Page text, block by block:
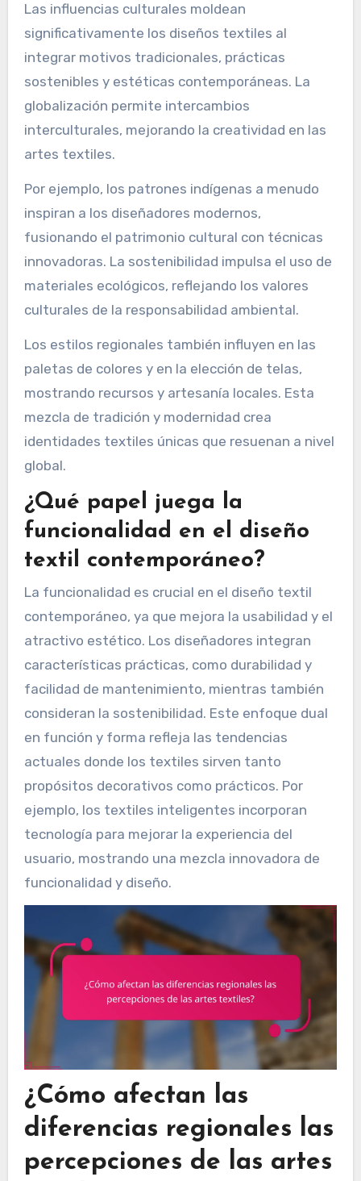
Las influencias culturales moldean
significativamente los diseños textiles al
integrar motivos tradicionales, prácticas
sostenibles y estéticas contemporáneas. La
globalización permite intercambios
interculturales, mejorando la creatividad en las
artes textiles.
Por ejemplo, los patrones indígenas a menudo
inspiran a los diseñadores modernos,
fusionando el patrimonio cultural con técnicas
innovadoras. La sostenibilidad impulsa el uso de
materiales ecológicos, reflejando los valores
culturales de la responsabilidad ambiental.
Los estilos regionales también influyen en las
paletas de colores y en la elección de telas,
mostrando recursos y artesanía locales. Esta
mezcla de tradición y modernidad crea
identidades textiles únicas que resuenan a nivel
global.
¿Qué papel juega la
funcionalidad en el diseño
textil contemporáneo?
La funcionalidad es crucial en el diseño textil
contemporáneo, ya que mejora la usabilidad y el
atractivo estético. Los diseñadores integran
características prácticas, como durabilidad y
facilidad de mantenimiento, mientras también
consideran la sostenibilidad. Este enfoque dual
en función y forma refleja las tendencias
actuales donde los textiles sirven tanto
propósitos decorativos como prácticos. Por
ejemplo, los textiles inteligentes incorporan
tecnología para mejorar la experiencia del
usuario, mostrando una mezcla innovadora de
funcionalidad y diseño.
¿Cómo afectan las
diferencias regionales las
percepciones de las artes